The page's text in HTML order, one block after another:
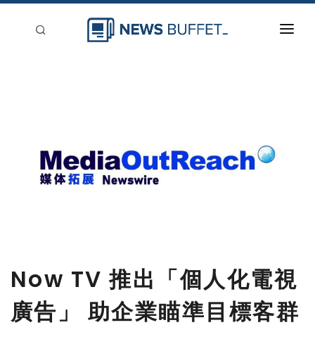
刊登
Now TV 推出「個人化電視
廣告」 助企業瞄準目標客群